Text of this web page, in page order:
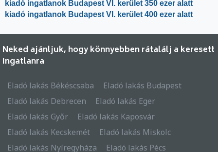
kiadó ingatlanok Budapest VI. kerület 350 ezer alatt
kiadó ingatlanok Budapest VI. kerület 400 ezer alatt
Neked ajánljuk, hogy könnyebben rátalálj a keresett
ingatlanra
Eladó lakás Békéscsaba
Eladó lakás Budapest
Eladó lakás Debrecen
Eladó lakás Eger
Eladó lakás Győr
Eladó lakás Kaposvár
Eladó lakás Kecskemét
Eladó lakás Miskolc
Eladó lakás Nyíregyháza
Eladó lakás Pécs